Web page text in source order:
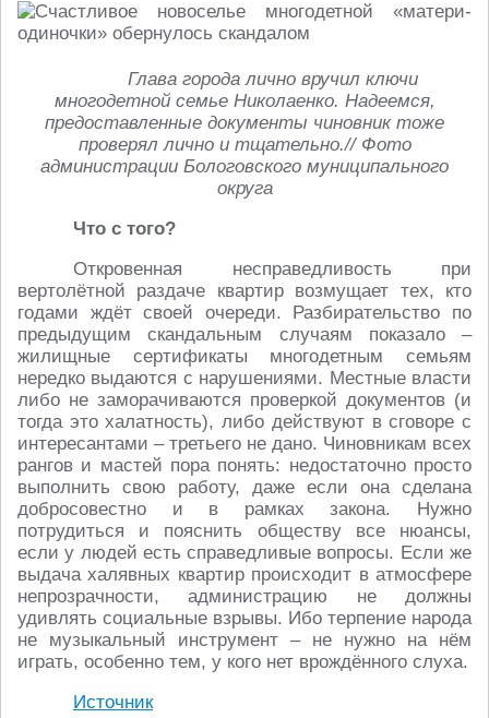
Глава города лично вручил ключи
многодетной семье Николаенко. Надеемся,
предоставленные документы чиновник тоже
проверял лично и тщательно.// Фото
администрации Бологовского муниципального
округа
Что с того?
Откровенная несправедливость при
вертолётной раздаче квартир возмущает тех, кто
годами ждёт своей очереди. Разбирательство по
предыдущим скандальным случаям показало –
жилищные сертификаты многодетным семьям
нередко выдаются с нарушениями. Местные власти
либо не заморачиваются проверкой документов (и
тогда это халатность), либо действуют в сговоре с
интересантами – третьего не дано. Чиновникам всех
рангов и мастей пора понять: недостаточно просто
выполнить свою работу, даже если она сделана
добросовестно и в рамках закона. Нужно
потрудиться и пояснить обществу все нюансы,
если у людей есть справедливые вопросы. Если же
выдача халявных квартир происходит в атмосфере
непрозрачности, администрацию не должны
удивлять социальные взрывы. Ибо терпение народа
не музыкальный инструмент – не нужно на нём
играть, особенно тем, у кого нет врождённого слуха.
Источник